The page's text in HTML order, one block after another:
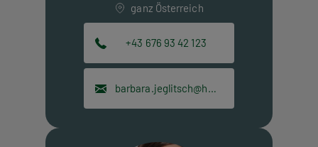
ganz Österreich
+43 676 93 42 123
barbara.jeglitsch@hpt.at